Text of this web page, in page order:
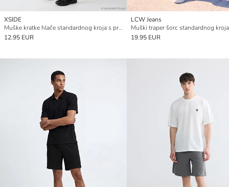
XSIDE
Muške kratke hlače standardnog kroja s printom
12.95 EUR
LCW Jeans
Muški traper šorc standardnog kroja
19.95 EUR